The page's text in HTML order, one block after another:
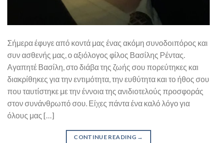
Σήμερα έφυγε από κοντά μας ένας ακόμη συνοδοιπόρος και
συν ασθενής μας, ο αξιόλογος φίλος Βασίλης Ρέντας.
Αγαπητέ Βασίλη, στο διάβα της ζωής σου πορεύτηκες και
διακρίθηκες για την εντιμότητα, την ευθύτητα και το ήθος σου
που ταυτίστηκε με την έννοια της ανιδιοτελούς προσφοράς
στον συνάνθρωπό σου. Είχες πάντα ένα καλό λόγο για
όλους μας […]
CONTINUE READING →